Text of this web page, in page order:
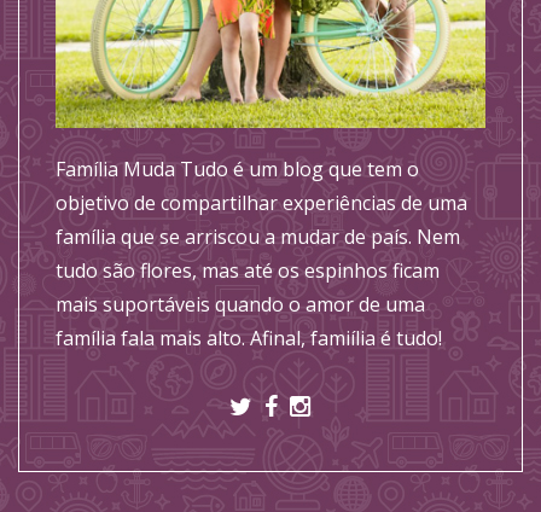
Família Muda Tudo é um blog que tem o
objetivo de compartilhar experiências de uma
família que se arriscou a mudar de país. Nem
tudo são flores, mas até os espinhos ficam
mais suportáveis quando o amor de uma
família fala mais alto. Afinal, famiília é tudo!